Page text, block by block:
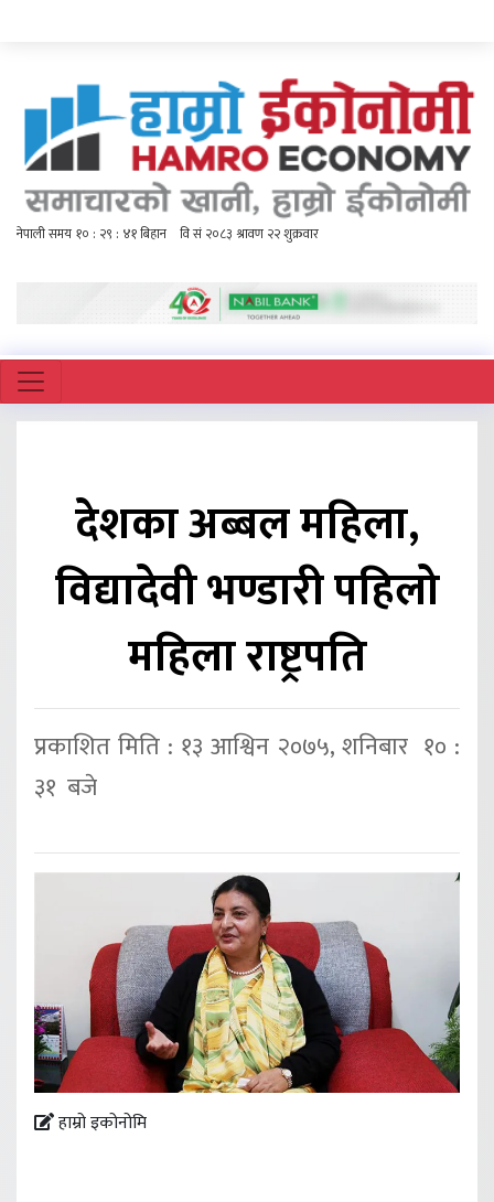
देशका अब्बल महिला,
विद्यादेवी भण्डारी पहिलो
महिला राष्ट्रपति
प्रकाशित मिति : १३ आश्विन २०७५, शनिबार १० :
३१ बजे
हाम्रो इकोनोमि